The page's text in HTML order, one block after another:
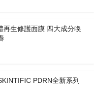
再生修護面膜 四大成分喚
PDRN全新系列